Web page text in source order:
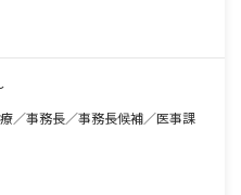
／事務長／事務長候補／医事課